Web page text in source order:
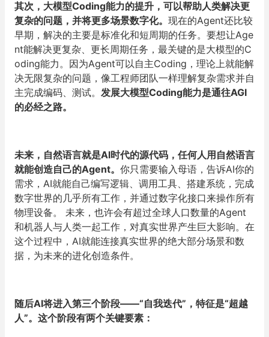
其次，大模型Coding能力的提升，可以帮助人类解决更
复杂的问题，并将更多场景数字化。 现在的Agent还比较
早期，解决的主要是标准化和短周期的任务。要想让Age
nt能解决更复杂、更长周期任务，最关键的是大模型的C
oding能力。因为Agent可以自主Coding，理论上就能解
决无限复杂的问题，像工程师团队一样理解复杂需求并自
主完成编码、测试。 发展大模型Coding能力是通往AGI
的必经之路。
未来，自然语言就是AI时代的源代码，任何人用自然语言
就能创造自己的Agent。 你只需要输入母语，告诉AI你的
需求，AI就能自己编写逻辑、调用工具、搭建系统，完成
数字世界的几乎所有工作，并通过数字化接口来操作所有
物理设备。 未来，也许会有超过全球人口数量的Agent
和机器人与人类一起工作，对真实世界产生巨大影响。在
这个过程中，AI就能连接真实世界的绝大部分场景和数
据，为未来的进化创造条件。
随后AI将进入第三个阶段——“自我迭代”，特征是“超越
人”。这个阶段有两个关键要素：